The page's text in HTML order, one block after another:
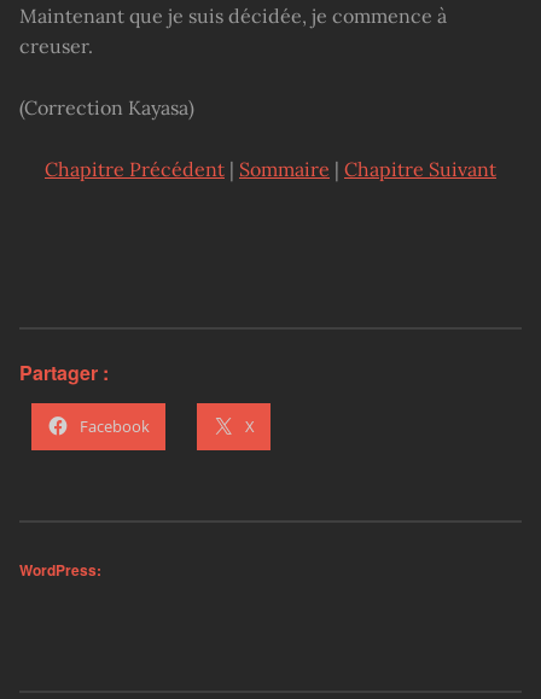
Maintenant que je suis décidée, je commence à
creuser.
(Correction Kayasa)
Chapitre Précédent | Sommaire | Chapitre Suivant
Partager :
Facebook X
WordPress: